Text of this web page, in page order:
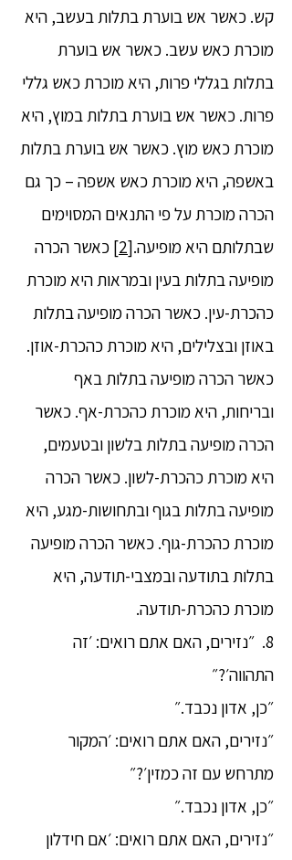
קש. כאשר אש בוערת בתלות בעשב, היא
מוכרת כאש עשב. כאשר אש בוערת
בתלות בגללי פרות, היא מוכרת כאש גללי
פרות. כאשר אש בוערת בתלות במוץ, היא
מוכרת כאש מוץ. כאשר אש בוערת בתלות
באשפה, היא מוכרת כאש אשפה – כך גם
הכרה מוכרת על פי התנאים המסוימים
שבתלותם היא מופיעה.[2]
כאשר הכרה
מופיעה בתלות בעין ובמראות היא מוכרת
כהכרת-עין. כאשר הכרה מופיעה בתלות
באוזן ובצלילים, היא מוכרת כהכרת-אוזן.
כאשר הכרה מופיעה בתלות באף
ובריחות, היא מוכרת כהכרת-אף. כאשר
הכרה מופיעה בתלות בלשון ובטעמים,
היא מוכרת כהכרת-לשון. כאשר הכרה
מופיעה בתלות בגוף ובתחושות-מגע, היא
מוכרת כהכרת-גוף. כאשר הכרה מופיעה
בתלות בתודעה ובמצבי-תודעה, היא
מוכרת כהכרת-תודעה.
8. ״נזירים, האם אתם רואים: ׳זה
התהווה׳?״
״כן, אדון נכבד.״
״נזירים, האם אתם רואים: ׳המקור
מתרחש עם זה כמזין׳?״
״כן, אדון נכבד.״
״נזירים, האם אתם רואים: ׳אם חידלון